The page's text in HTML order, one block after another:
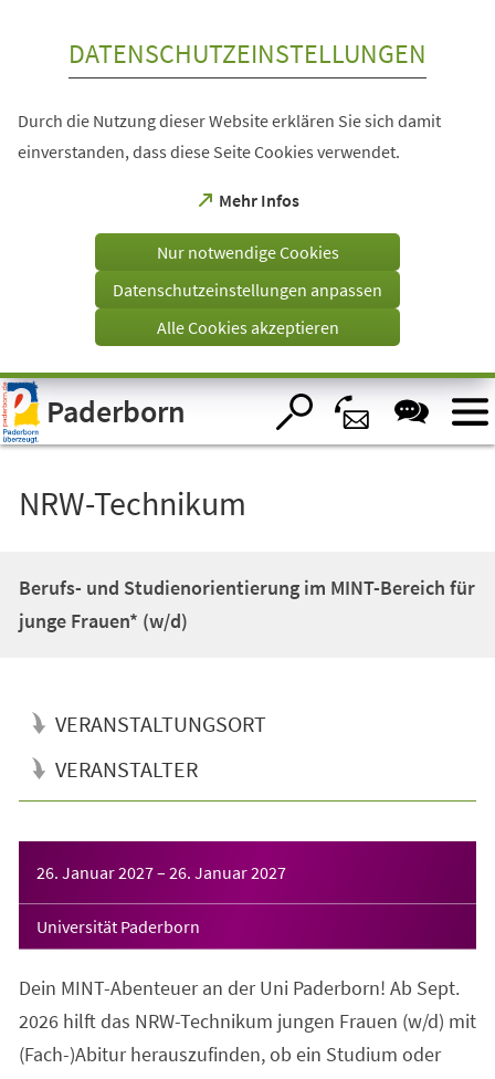
Visuelle
Assistenzsoftware
öffnen.
DATENSCHUTZEINSTELLUNGEN
Durch die Nutzung dieser Website erklären Sie sich damit
einverstanden, dass diese Seite Cookies verwendet.
Mehr Infos
(Öffnet
einem
Tab)
Nur notwendige Cookies
Datenschutzeinstellungen anpassen
Alle Cookies akzeptieren
Paderborn
NRW-Technikum
Berufs- und Studienorientierung im MINT-Bereich für
junge Frauen* (w/d)
VERANSTALTUNGSORT
VERANSTALTER
26. Januar 2027– 26. Januar 2027
Universität Paderborn
Dein MINT-Abenteuer an der Uni Paderborn! Ab Sept.
2026 hilft das NRW-Technikum jungen Frauen (w/d) mit
(Fach-)Abitur herauszufinden, ob ein Studium oder